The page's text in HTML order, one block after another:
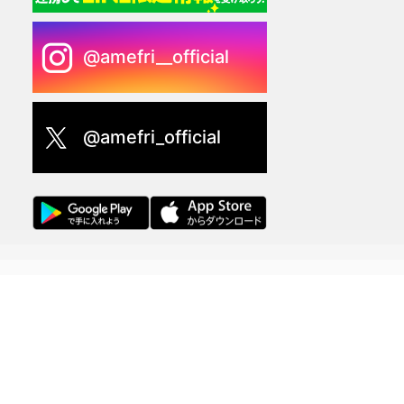
@amefri__official
@amefri_official